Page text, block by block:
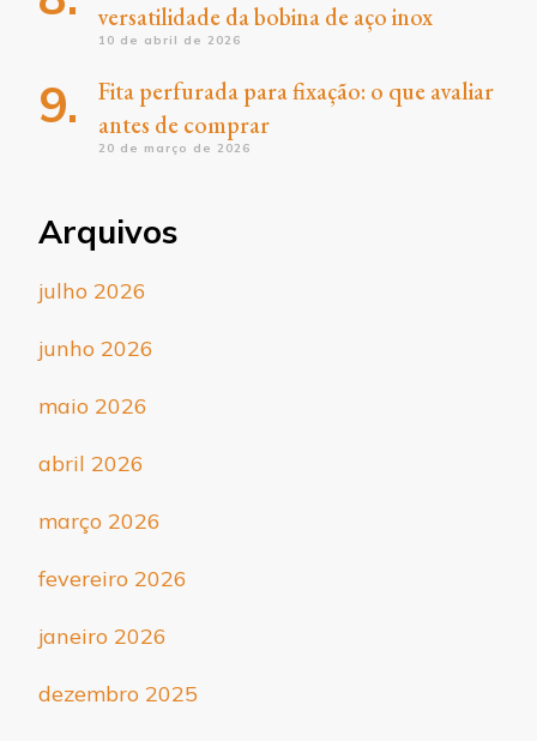
versatilidade da bobina de aço inox
10 de abril de 2026
Fita perfurada para fixação: o que avaliar
antes de comprar
20 de março de 2026
Arquivos
julho 2026
junho 2026
maio 2026
abril 2026
março 2026
fevereiro 2026
janeiro 2026
dezembro 2025